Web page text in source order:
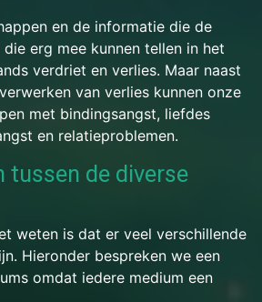
en de informatie die de
erg mee kunnen tellen in het
verdriet en verlies. Maar naast
van verlies kunnen onze
met bindingsangst, liefdes
en relatieproblemen.
tussen de diverse
weten is dat er veel verschillende
Hieronder bespreken we een
omdat iedere medium een